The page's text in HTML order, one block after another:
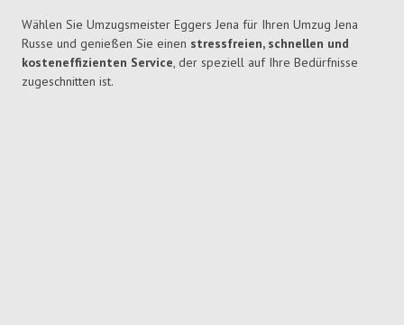
Wählen Sie Umzugsmeister Eggers Jena für Ihren Umzug Jena
Russe und genießen Sie einen stressfreien, schnellen und
kosteneffizienten Service, der speziell auf Ihre Bedürfnisse
zugeschnitten ist.